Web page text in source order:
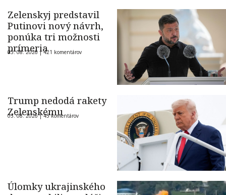
Zelenskyj predstavil
Putinovi nový návrh,
ponúka tri možnosti
prímeria
03. 08. 2026 |421 komentárov
Trump nedodá rakety
Zelenskému
03. 08. 2026 |45 komentárov
Úlomky ukrajinského